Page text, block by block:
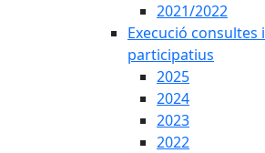
2021/2022
Execució consultes
participatius
2025
2024
2023
2022